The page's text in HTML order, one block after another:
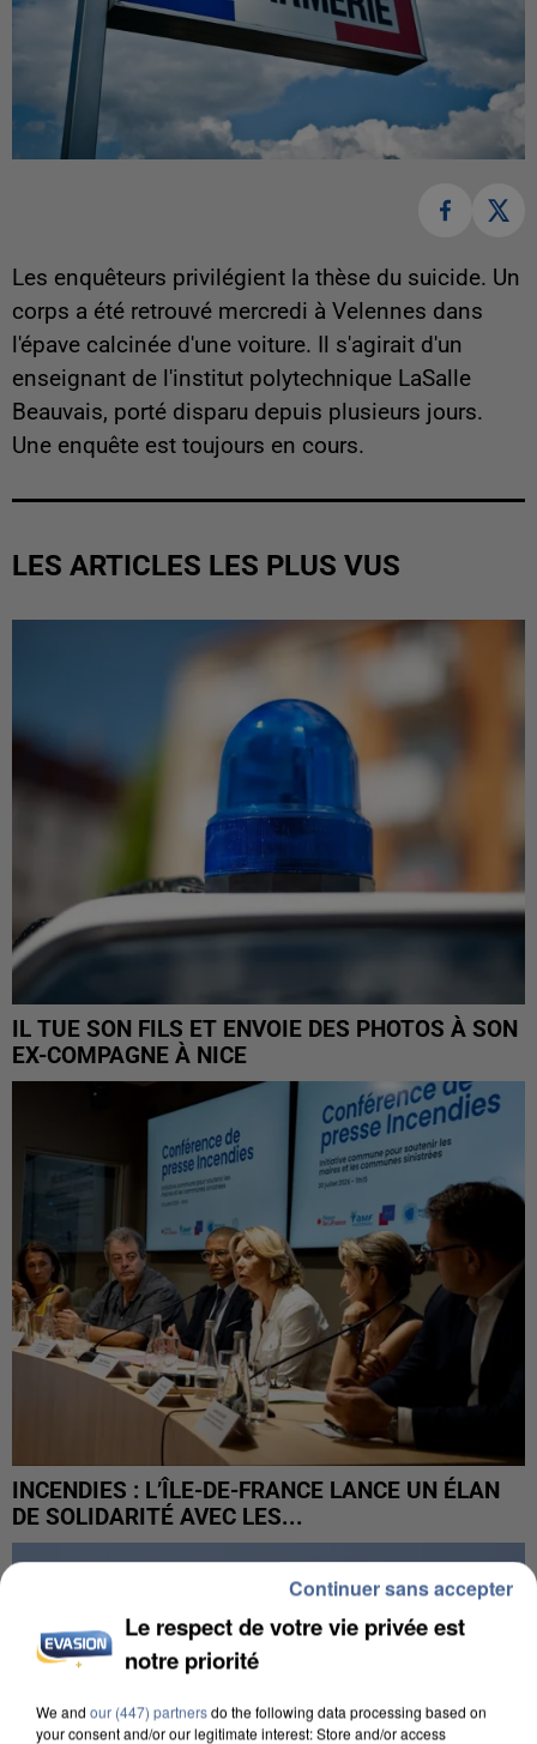
Les enquêteurs privilégient la thèse du suicide. Un
corps a été retrouvé mercredi à Velennes dans
l'épave calcinée d'une voiture. Il s'agirait d'un
enseignant de l'institut polytechnique LaSalle
Beauvais, porté disparu depuis plusieurs jours.
Une enquête est toujours en cours.
LES ARTICLES LES PLUS VUS
IL TUE SON FILS ET ENVOIE DES PHOTOS À SON
EX-COMPAGNE À NICE
INCENDIES : L’ÎLE-DE-FRANCE LANCE UN ÉLAN
DE SOLIDARITÉ AVEC LES...
Le respect de votre vie privée est
notre priorité
We and our (447) partnersdo the following data processing based on
your consent and/or our legitimate interest: Store and/or access
Continuer sans accepter